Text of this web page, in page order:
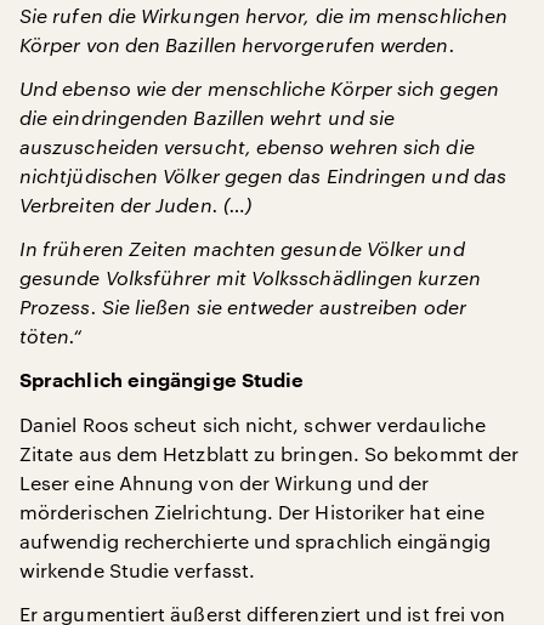
Sie rufen die Wirkungen hervor, die im menschlichen
Körper von den Bazillen hervorgerufen werden.
Und ebenso wie der menschliche Körper sich gegen
die eindringenden Bazillen wehrt und sie
auszuscheiden versucht, ebenso wehren sich die
nichtjüdischen Völker gegen das Eindringen und das
Verbreiten der Juden. (…)
In früheren Zeiten machten gesunde Völker und
gesunde Volksführer mit Volksschädlingen kurzen
Prozess. Sie ließen sie entweder austreiben oder
töten.“
Sprachlich eingängige Studie
Daniel Roos scheut sich nicht, schwer verdauliche
Zitate aus dem Hetzblatt zu bringen. So bekommt der
Leser eine Ahnung von der Wirkung und der
mörderischen Zielrichtung. Der Historiker hat eine
aufwendig recherchierte und sprachlich eingängig
wirkende Studie verfasst.
Er argumentiert äußerst differenziert und ist frei von